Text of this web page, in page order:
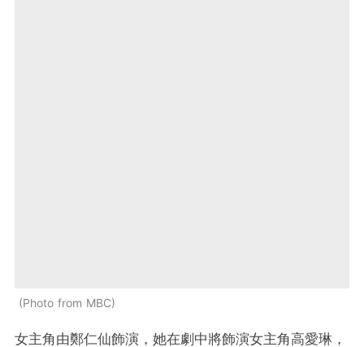
Photo from MBC
女主角由鄭仁仙飾演，她在劇中將飾演女主角高愛琳，